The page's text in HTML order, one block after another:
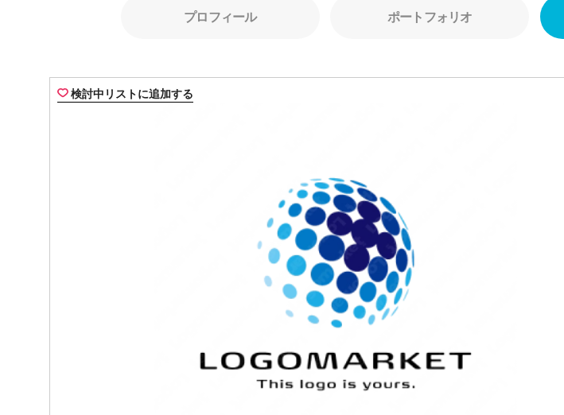
プロフィール ポートフォリオ
検討中リストに追加する